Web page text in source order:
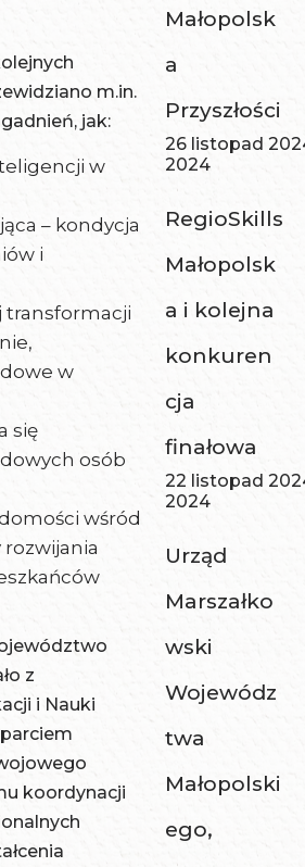
m.in.
jak:
w
– kondycja
i
transformacji
w
się
osób
wśród
z
i Nauki
koordynacji
Małopolsk
a
Przyszłości
26 listopad
2024
RegioSkills
Małopolsk
a i kolejna
konkuren
cja
finałowa
22 listopad
2024
Urząd
Marszałko
wski
Wojewódz
twa
Małopolski
ego,